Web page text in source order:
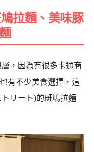
拉麵、美味豚
，因為有很多卡通商
有不少美食選擇，這
リート)的斑鳩拉麵